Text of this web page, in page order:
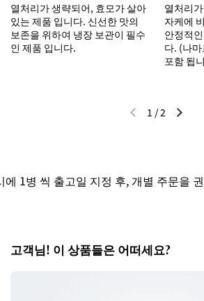
열처리가 생략되어, 효모가 살아
있는 제품 입니다. 신선한 맛의
보존을 위하여 냉장 보관이 필수
인 제품 입니다.
열처리
자케에
안정적
다. (나
포함 됩
이전 슬라이드다음
1 /2
1병 씩 출고일 지정 후, 개별 주문을 권장
고객님! 이 상품들은 어떠세요?